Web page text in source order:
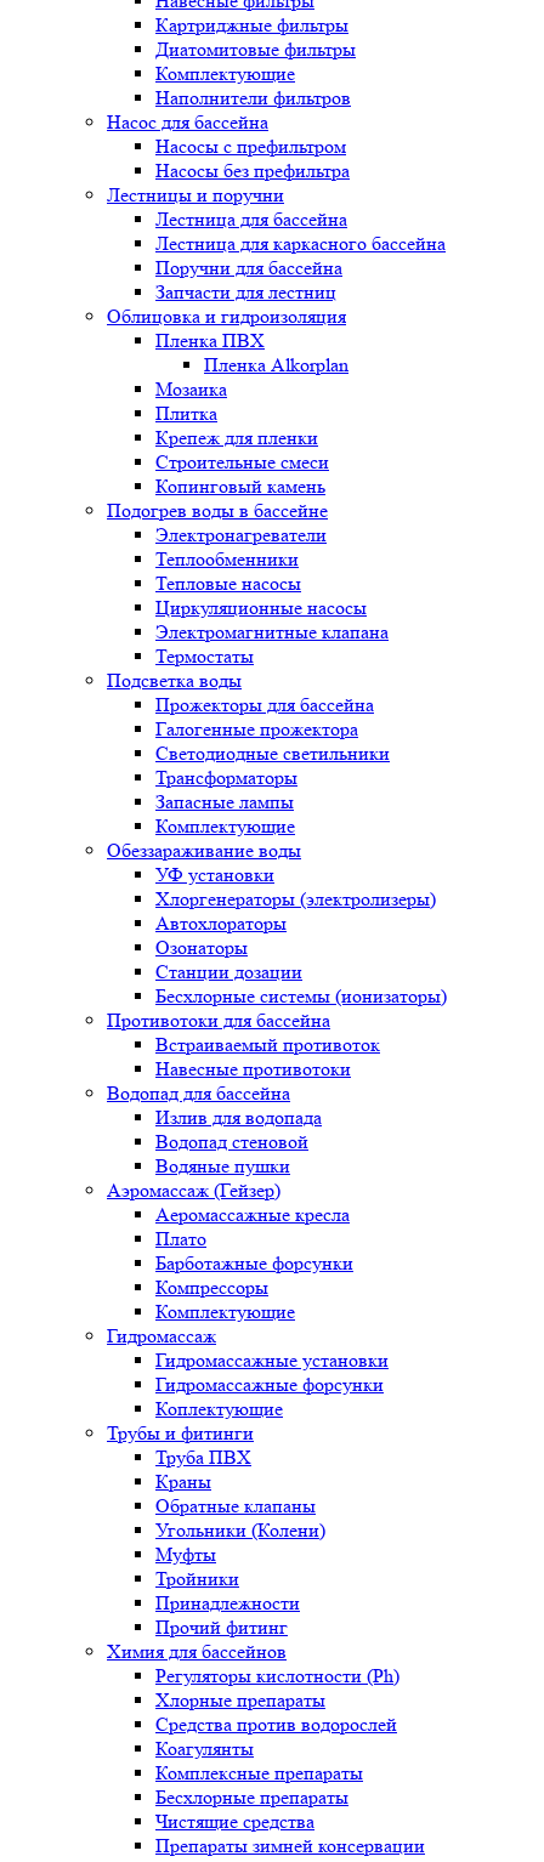
Картриджные фильтры
Диатомитовые фильтры
Комплектующие
Наполнители фильтров
Насос для бассейна
Насосы с префильтром
Насосы без префильтра
Лестницы и поручни
Лестница для бассейна
Лестница для каркасного бассейна
Поручни для бассейна
Запчасти для лестниц
Облицовка и гидроизоляция
Пленка ПВХ
Пленка Alkorplan
Мозаика
Плитка
Крепеж для пленки
Строительные смеси
Копинговый камень
Подогрев воды в бассейне
Электронагреватели
Теплообменники
Тепловые насосы
Циркуляционные насосы
Электромагнитные клапана
Термостаты
Подсветка воды
Прожекторы для бассейна
Галогенные прожектора
Светодиодные светильники
Трансформаторы
Запасные лампы
Комплектующие
Обеззараживание воды
УФ установки
Хлоргенераторы (электролизеры)
Автохлораторы
Озонаторы
Станции дозации
Бесхлорные системы (ионизаторы)
Противотоки для бассейна
Встраиваемый противоток
Навесные противотоки
Водопад для бассейна
Излив для водопада
Водопад стеновой
Водяные пушки
Аэромассаж (Гейзер)
Аеромассажные кресла
Плато
Барботажные форсунки
Компрессоры
Комплектующие
Гидромассаж
Гидромассажные установки
Гидромассажные форсунки
Коплектующие
Трубы и фитинги
Труба ПВХ
Краны
Обратные клапаны
Угольники (Колени)
Муфты
Тройники
Принадлежности
Прочий фитинг
Химия для бассейнов
Регуляторы кислотности (Ph)
Хлорные препараты
Средства против водорослей
Коагулянты
Комплексные препараты
Бесхлорные препараты
Чистящие средства
Препараты зимней консервации